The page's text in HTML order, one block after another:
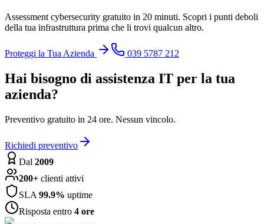
Assessment cybersecurity gratuito in 20 minuti. Scopri i punti deboli
della tua infrastruttura prima che li trovi qualcun altro.
Proteggi la Tua Azienda 039 5787 212
Hai bisogno di assistenza IT per la tua
azienda?
Preventivo gratuito in 24 ore. Nessun vincolo.
Richiedi preventivo
Dal 2009
200+ clienti attivi
SLA 99.9% uptime
Risposta entro 4 ore